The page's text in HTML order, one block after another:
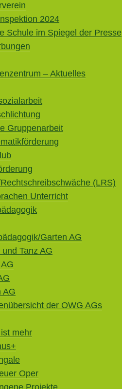
2024
Schule im Spiegel der Presse
– Aktuelles
Gruppenarbeit
(LRS)
Unterricht
Garten AG
Tanz AG
AG
der OWG AGs
mehr
Oper
Projekte